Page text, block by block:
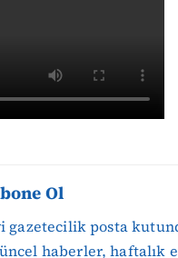
Ol
gazetecilik posta
haberler, haftalık